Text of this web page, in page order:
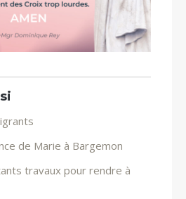
de Marie à Bargemon
travaux pour rendre à